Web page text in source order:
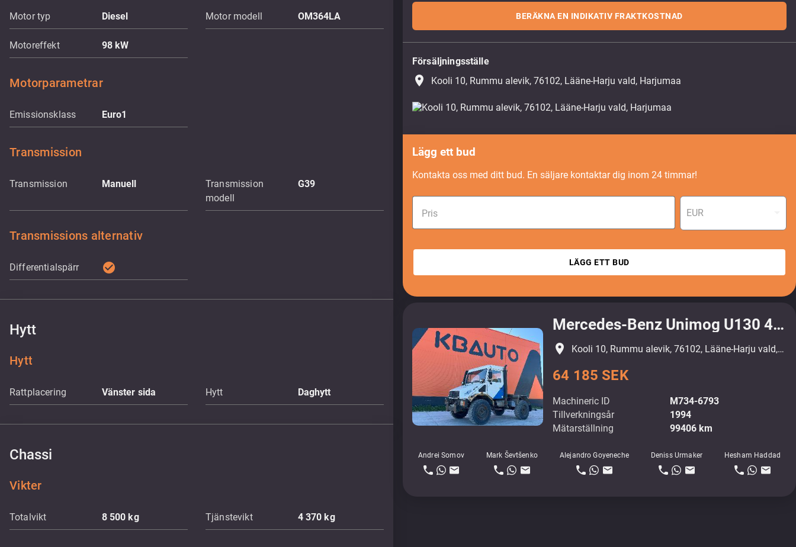
Motor typ Diesel Motor modell OM364LA
Motoreffekt 98 kW
Motorparametrar
Emissionsklass Euro1
Transmission
Transmission Manuell
Transmission
modell
G39
Transmissions alternativ
Differentialspärr check_circle
Hytt
Hytt
Rattplacering Vänster sida Hytt Daghytt
Chassi
Vikter
Totalvikt 8 500kg Tjänstevikt 4 370kg
BERÄKNA EN INDIKATIV FRAKTKOSTNAD
Försäljningsställe
place Kooli 10, Rummu alevik, 76102, Lääne-Harju vald, Harjumaa
Lägg ett bud
Kontakta oss med ditt bud. En säljare kontaktar dig inom 24 timmar!
Pris EUR
LÄGG ETT BUD
Mercedes-Benz Unimog U130 4x4
Machineric ID
M734-6793
Tillverkningsår
1994
Mätarställning
99406 km
Andrei Somov Mark Ševtšenko Alejandro Goyeneche Deniss Urmaker Hesham Haddad
64 185 SEK
place Kooli 10, Rummu alevik, 76102, Lääne-Harju vald, Harjumaa